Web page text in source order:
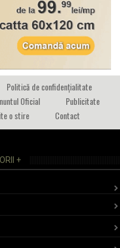
Politică de confidențialitate
Oficial
Publicitate
o stire Contact
+